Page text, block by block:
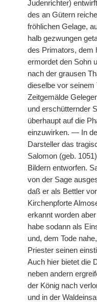
Judenrichter)
des an Gütern
fröhlichen Gelage,
halb gezwungen
des Primators, dem
ermordet den Sohn
nach der grausen
dieselbe vor seinem
Zeitgemälde
und erschütternder
überhaupt auf die
einzuwirken. — In
Darsteller das
Salomon (geb.
Bildern entworfen.
von der Sage
daß er als Bettler
Kirchenpforte
erkannt worden
habe sodann als
und, dem Tode
Priester seinen
Auch hier bietet die
neben andern
der König nach
und in der